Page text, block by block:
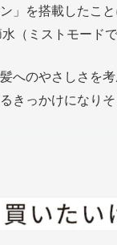
」を搭載したこ
（ミストモード
へのやさしさを
きっかけになり